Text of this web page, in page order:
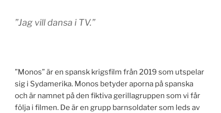
”Jag vill dansa i TV.”
”Monos” är en spansk krigsfilm från 2019 som utspelar
sig i Sydamerika. Monos betyder aporna på spanska
och är namnet på den fiktiva gerillagruppen som vi får
följa i filmen. De är en grupp barnsoldater som leds av